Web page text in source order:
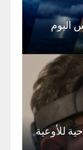
اليوم
للأوعية